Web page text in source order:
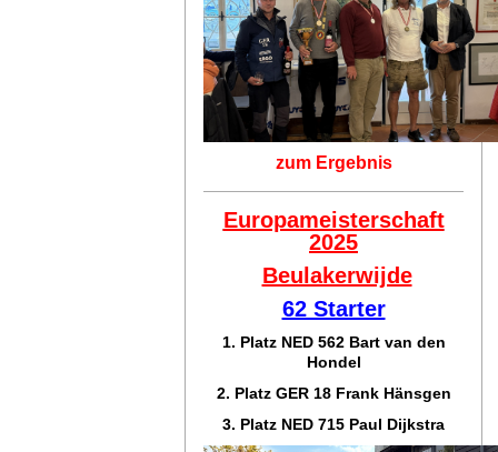
zum Ergebnis
Europameisterschaft
2025
Beulakerwijde
62 Starter
1. Platz NED 562 Bart van den
Hondel
2. Platz GER 18 Frank Hänsgen
3. Platz NED 715 Paul Dijkstra